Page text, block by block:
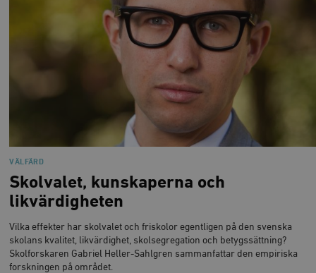
VÄLFÄRD
Skolvalet, kunskaperna och
likvärdigheten
Vilka effekter har skolvalet och friskolor egentligen på den svenska
skolans kvalitet, likvärdighet, skolsegregation och betygssättning?
Skolforskaren Gabriel Heller-Sahlgren sammanfattar den empiriska
forskningen på området.